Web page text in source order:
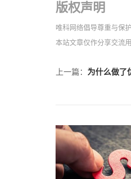
版权声明
唯科网络倡导尊重与保
本站文章仅作分享交流
上一篇： 为什么做了